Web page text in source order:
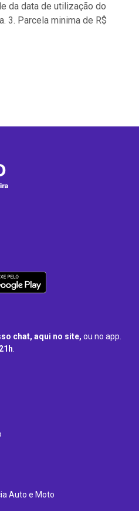
da data de utilização do
3. Parcela minima de R$
chat, aqui no site, ou no app.
.
Auto e Moto